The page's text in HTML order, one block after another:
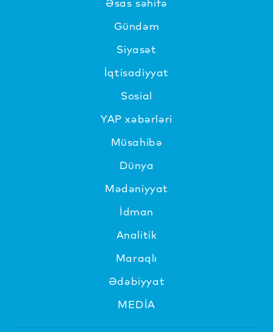
Əsas səhifə
Gündəm
Siyasət
İqtisadiyyat
Sosial
YAP xəbərləri
Müsahibə
Dünya
Mədəniyyat
İdman
Analitik
Maraqlı
Ədəbiyyat
MEDİA